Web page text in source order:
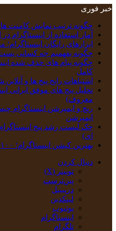
خبر فوری
چگونه ترتیب نمایش کامنت‌
آمار استفاده از اینستاگرام
ابزارهای رایگان
چگونه بفهمیم چه کسانی پست
چگونه پیام‌ های حذف‌ شده
کامل
اشتباهات رایج پیج ها و
تحلیل پیج‌ های موفق ایرانی
معروف)
ایمپرشن
چک‌ لیست رشد پیج
ای)
بهترین کپشن‌ اینستاگرام؛ ۱۰۰+ متن خاص فارسی و انگلیسی
دنبال کردن
توییتر (X)
‫پین‌ترست
دریبببل
لینکدین
یوتیوب
اینستاگرام
تلگرام